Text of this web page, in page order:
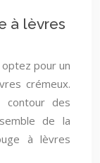
à lèvres
pour un
crémeux.
contour des
de la
à lèvres